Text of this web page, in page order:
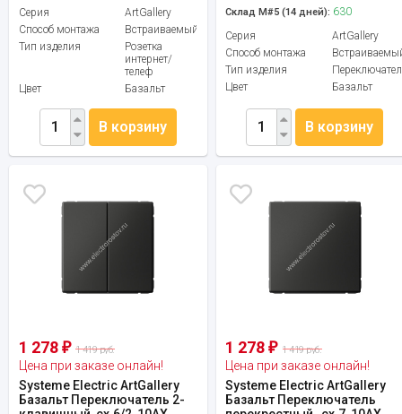
Серия
ArtGallery
Способ монтажа
Встраиваемый
Тип изделия
Розетка
интернет/
телеф
Цвет
Базальт
В корзину
Склад М#5 (14 дней): 630
Серия
ArtGallery
Способ монтажа
Тип изделия
Цвет
Базальт
В корзину
1 278 ₽ 1 419 руб.
Цена при заказе онлайн!
Systeme Electric ArtGallery
Базальт Переключатель 2-
1 278₽ 1 419 руб.
Цена при заказе онлайн!
Systeme Electric ArtGallery
Базальт Переключатель